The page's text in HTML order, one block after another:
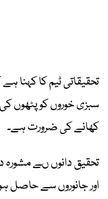
تحقیقاتی ٹیم کا کہنا
سبزی خوروں کو پٹھوں
کھانے کی ضرورت ہے۔
تحقیق دانوں ںے
اور جانوروں سے حاصل